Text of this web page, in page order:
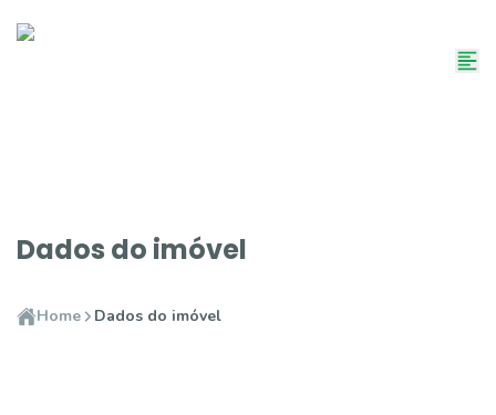
Dados do imóvel
Home Dados do imóvel